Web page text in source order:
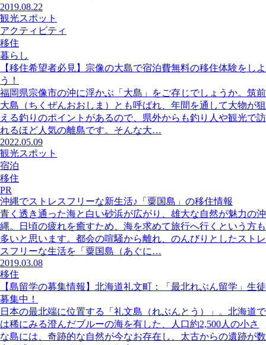
2019.08.22
観光スポット
アクティビティ
移住
暮らし
【移住希望者必見】宗像の大島で宿泊費無料の移住体験をしよ
う！
福岡県宗像市の沖に浮かぶ「大島」をご存じでしょうか。筑前
大島（ちくぜんおおしま）とも呼ばれ、年間を通して大物が狙
える釣りのポイントがあるので、県外からも釣り人や観光で訪
れるほど人気の離島です。そんな大…
2022.05.09
観光スポット
宿泊
移住
PR
沖縄でストレスフリーな新生活♪「粟国島」の移住情報
青く透き通った海と白い砂浜が広がり、雄大な自然が魅力の沖
縄。日頃の疲れを癒すため、海を求めて旅行へ行くという方も
多いと思います。都会の喧騒から離れ、のんびりとしたストレ
スフリーな生活を「粟国島（あぐに…
2019.03.08
移住
【島留学の募集情報】北海道礼文町：「最北れぶん留学」生徒
募集中！
日本の最北端に位置する「礼文島（れぶんとう）」。北海道で
は稀にみる澄んだブルーの海を有した、人口約2,500人の小さ
な島には、奇跡的な自然が今なお存在し、太古からの遺跡が数